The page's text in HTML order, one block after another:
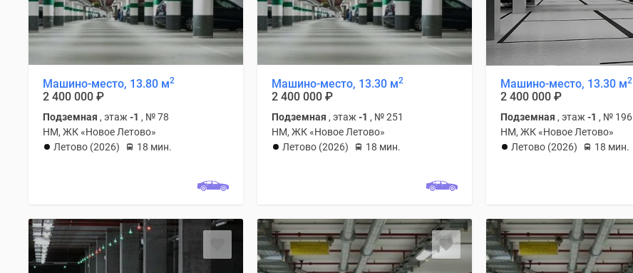
Машино-место, 13.80 м2
2 400 000 ₽
Подземная , этаж -1 , № 78
НМ, ЖК «Новое Летово»
Летово (2026)
18 мин.
Машино-место, 13.30 м2
2 400 000 ₽
Подземная , этаж -1 , № 251
НМ, ЖК «Новое Летово»
Летово (2026)
18 мин.
Машино-место, 13.30 м2
2 400 000 ₽
Подземная , этаж -1 , № 196
НМ, ЖК «Новое Летово»
Летово (2026)
18 мин.